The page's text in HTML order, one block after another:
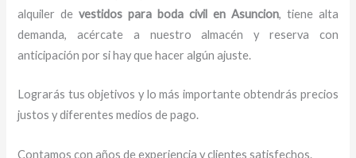
alquiler devestidos para boda civil en Asuncion, tiene alta
demanda, acércate a nuestro almacén y reserva con
anticipación por si hay que hacer algún ajuste.
Lograrás tus objetivos y lo más importante obtendrás precios
justos y diferentes medios de pago.
Contamos con años de experiencia y clientes satisfechos.